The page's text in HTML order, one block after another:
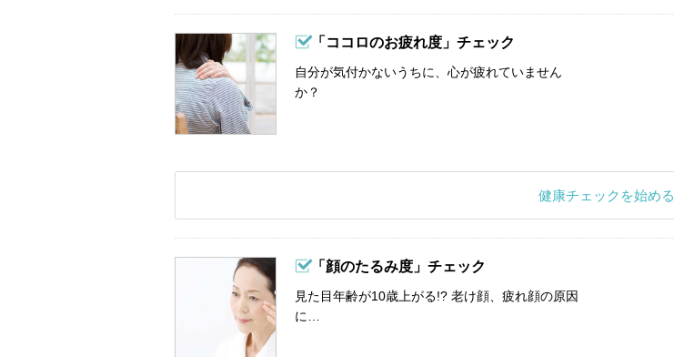
「ココロのお疲れ度」チェック
自分が気付かないうちに、心が疲れていません
か？
健康チェックを始める
「顔のたるみ度」チェック
見た目年齢が10歳上がる!? 老け顔、疲れ顔の原因
に…